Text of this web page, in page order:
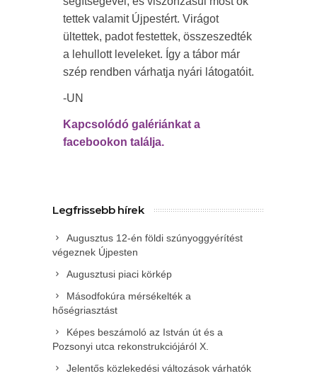
tettek valamit Újpestért. Virágot
ültettek, padot festettek, összeszedték
a lehullott leveleket. Így a tábor már
szép rendben várhatja nyári látogatóit.
-UN
Kapcsolódó galériánkat a
facebookon találja.
Legfrissebb hírek
Augusztus 12-én földi szúnyoggyérítést
végeznek Újpesten
Augusztusi piaci körkép
Másodfokúra mérsékelték a
hőségriasztást
Képes beszámoló az István út és a
Pozsonyi utca rekonstrukciójáról X.
Jelentős közlekedési változások várhatók